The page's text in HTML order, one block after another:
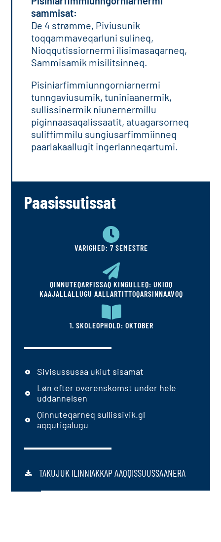
sammisat:
De 4 strømme, Piviusunik
toqqammaveqarluni sulineq,
Nioqqutissiornermi ilisimasaqarneq,
Sammisamik misilitsinneq.
Pisiniarfimmiunngorniarnermi
tunngaviusumik, tuniniaanermik,
sullissinermik niunernermillu
piginnaasaqalissaatit, atuagarsorneq
suliffimmilu sungiusarfimmiinneq
paarlakaallugit ingerlanneqartumi.
Paasissutissat
VARIGHED: 7 SEMESTRE
QINNUTEQARFISSAQ KINGULLEQ: UKIOQ
KAAJALLALLUGU AALLARTITTOQARSINNAAVOQ
1. SKOLEOPHOLD: OKTOBER
Sivisussusaa ukiut sisamat
Løn efter overenskomst under hele
uddannelsen
Qinnuteqarneq sullissivik.gl
aqqutigalugu
TAKUJUK ILINNIAKKAP AAQQISSUUSSAANERA